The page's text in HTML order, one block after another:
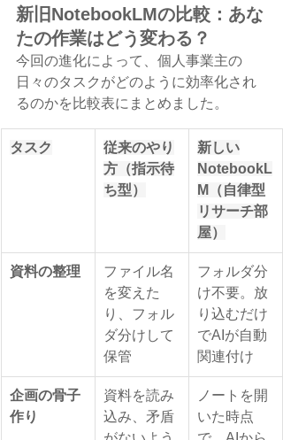
新旧NotebookLMの比較：あな
たの作業はどう変わる？
今回の進化によって、個人事業主の
日々のタスクがどのように効率化され
るのかを比較表にまとめました。
タスク
従来のやり
方（指示待
ち型）
新しい
NotebookL
M（自律型
リサーチ部
屋）
資料の整理
ファイル名
を変えた
り、フォル
ダ分けして
保管
フォルダ分
け不要。放
り込むだけ
でAIが自動
関連付け
企画の骨子
作り
資料を読み
込み、矛盾
ノートを開
いた時点